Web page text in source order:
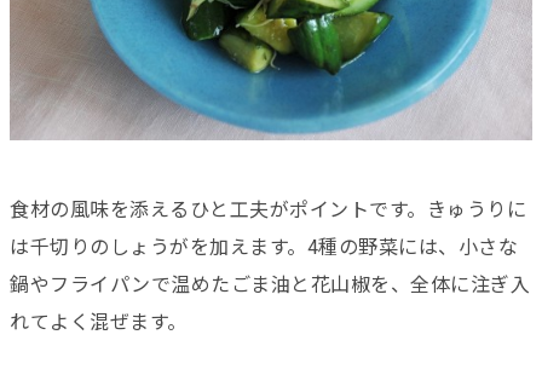
食材の風味を添えるひと工夫がポイントです。きゅうりに
は千切りのしょうがを加えます。4種の野菜には、小さな
鍋やフライパンで温めたごま油と花山椒を、全体に注ぎ入
れてよく混ぜます。